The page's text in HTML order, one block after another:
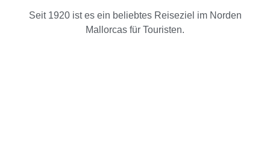
Seit 1920 ist es ein beliebtes Reiseziel im Norden
Mallorcas für Touristen.